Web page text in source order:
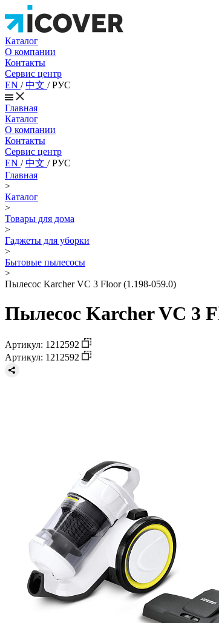
Каталог
О компании
Контакты
Сервис центр
EN /中文 /РУС
Главная
Каталог
О компании
Контакты
Сервис центр
EN /中文 /РУС
Главная
>
Каталог
>
Товары для дома
>
Гаджеты для уборки
>
Бытовые пылесосы
>
Пылесос Karcher VC 3 Floor (1.198-059.0)
Пылесос Karcher VC 3
Артикул: 1212592
Артикул: 1212592